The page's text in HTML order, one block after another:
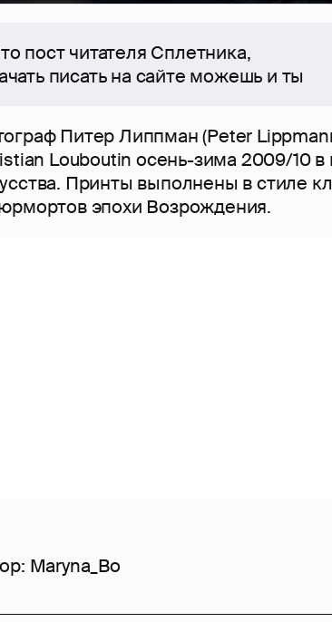
пост читателя Сплетника,
писать на сайте можешь и ты
Питер Липпман (Peter
Louboutin осень-зима 2009/10 в
Принты выполнены в стиле
эпохи Возрождения.
Maryna_Bo